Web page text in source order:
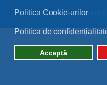
Politica Cookie-urilor
Politica de
Acceptă
© 2026 Primăria